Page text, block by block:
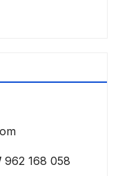
962 168 058